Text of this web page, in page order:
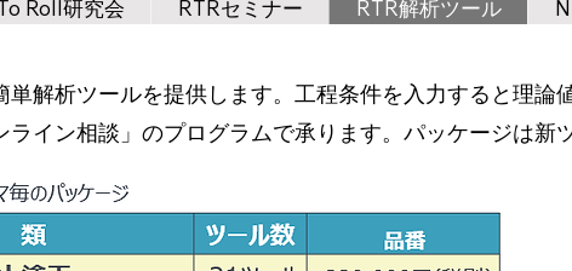
Roll研究会 RTRセミナー RTR解析ツール
単解析ツールを提供します。工程条件を入力すると理論
ライン相談」のプログラムで承ります。パッケージは新